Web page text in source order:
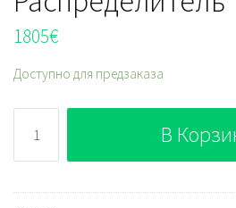
1805€
Доступно для предзаказа
Bosch
Rexroth
4WEH16J7X/6EW110N9ES2DK25L/
В